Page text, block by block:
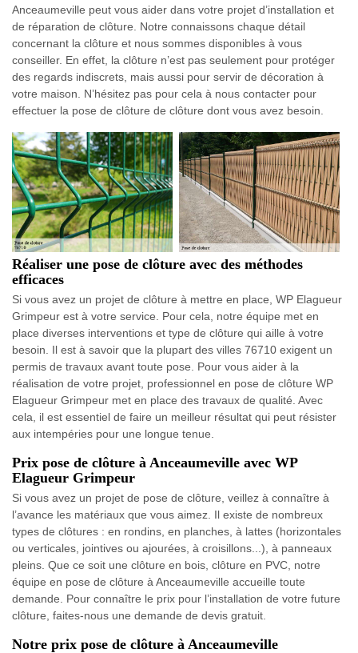
Anceaumeville peut vous aider dans votre projet d’installation et
de réparation de clôture. Notre connaissons chaque détail
concernant la clôture et nous sommes disponibles à vous
conseiller. En effet, la clôture n’est pas seulement pour protéger
des regards indiscrets, mais aussi pour servir de décoration à
votre maison. N’hésitez pas pour cela à nous contacter pour
effectuer la pose de clôture de clôture dont vous avez besoin.
Réaliser une pose de clôture avec des méthodes
efficaces
Si vous avez un projet de clôture à mettre en place, WP Elagueur
Grimpeur est à votre service. Pour cela, notre équipe met en
place diverses interventions et type de clôture qui aille à votre
besoin. Il est à savoir que la plupart des villes 76710 exigent un
permis de travaux avant toute pose. Pour vous aider à la
réalisation de votre projet, professionnel en pose de clôture WP
Elagueur Grimpeur met en place des travaux de qualité. Avec
cela, il est essentiel de faire un meilleur résultat qui peut résister
aux intempéries pour une longue tenue.
Prix pose de clôture à Anceaumeville avec WP
Elagueur Grimpeur
Si vous avez un projet de pose de clôture, veillez à connaître à
l’avance les matériaux que vous aimez. Il existe de nombreux
types de clôtures : en rondins, en planches, à lattes (horizontales
ou verticales, jointives ou ajourées, à croisillons...), à panneaux
pleins. Que ce soit une clôture en bois, clôture en PVC, notre
équipe en pose de clôture à Anceaumeville accueille toute
demande. Pour connaître le prix pour l’installation de votre future
clôture, faites-nous une demande de devis gratuit.
Notre prix pose de clôture à Anceaumeville